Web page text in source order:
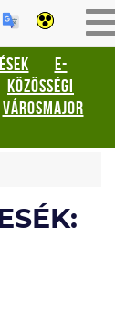
E-
KÖZÖSSÉGI
VÁROSMAJOR